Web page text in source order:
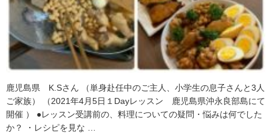
鹿児島県 K.Sさん （単身赴任中のご主人、小学生の息子さんと3人
ご家族） （2021年4月5日１Dayレッスン 鹿児島県沖永良部島にて
開催 ） ●レッスン受講前の、料理についての疑問・悩みは何でした
か？ ・レシピを見な …